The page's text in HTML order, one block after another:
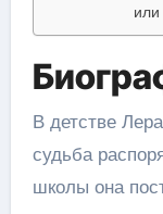
или
В детстве
судьба
школы она